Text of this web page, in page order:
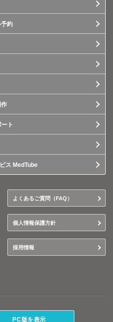
約
ト
ス MedTube
よくあるご質問（FAQ）
個人情報保護方針
採用情報
PC版を表示